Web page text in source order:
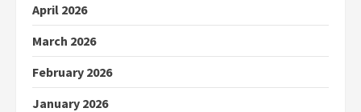
April 2026
March 2026
February 2026
January 2026